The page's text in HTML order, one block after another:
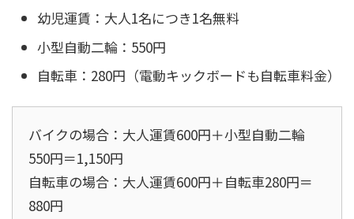
幼児運賃：大人1名につき1名無料
小型自動二輪：550円
自転車：280円（電動キックボードも自転車料金）
バイクの場合：大人運賃600円＋小型自動二輪
550円＝1,150円
自転車の場合：大人運賃600円＋自転車280円＝
880円